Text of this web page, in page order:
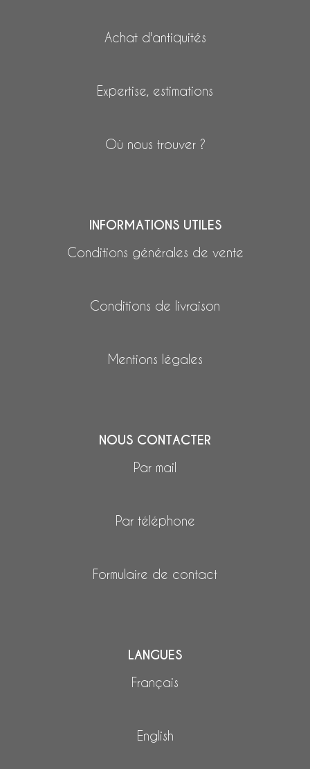
Achat d'antiquités
Expertise, estimations
Où nous trouver ?
INFORMATIONS UTILES
Conditions générales de vente
Conditions de livraison
Mentions légales
NOUS CONTACTER
Par mail
Par téléphone
Formulaire de contact
LANGUES
Français
English